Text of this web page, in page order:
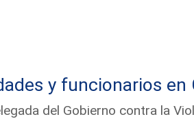
y funcionarios en
del Gobierno contra la